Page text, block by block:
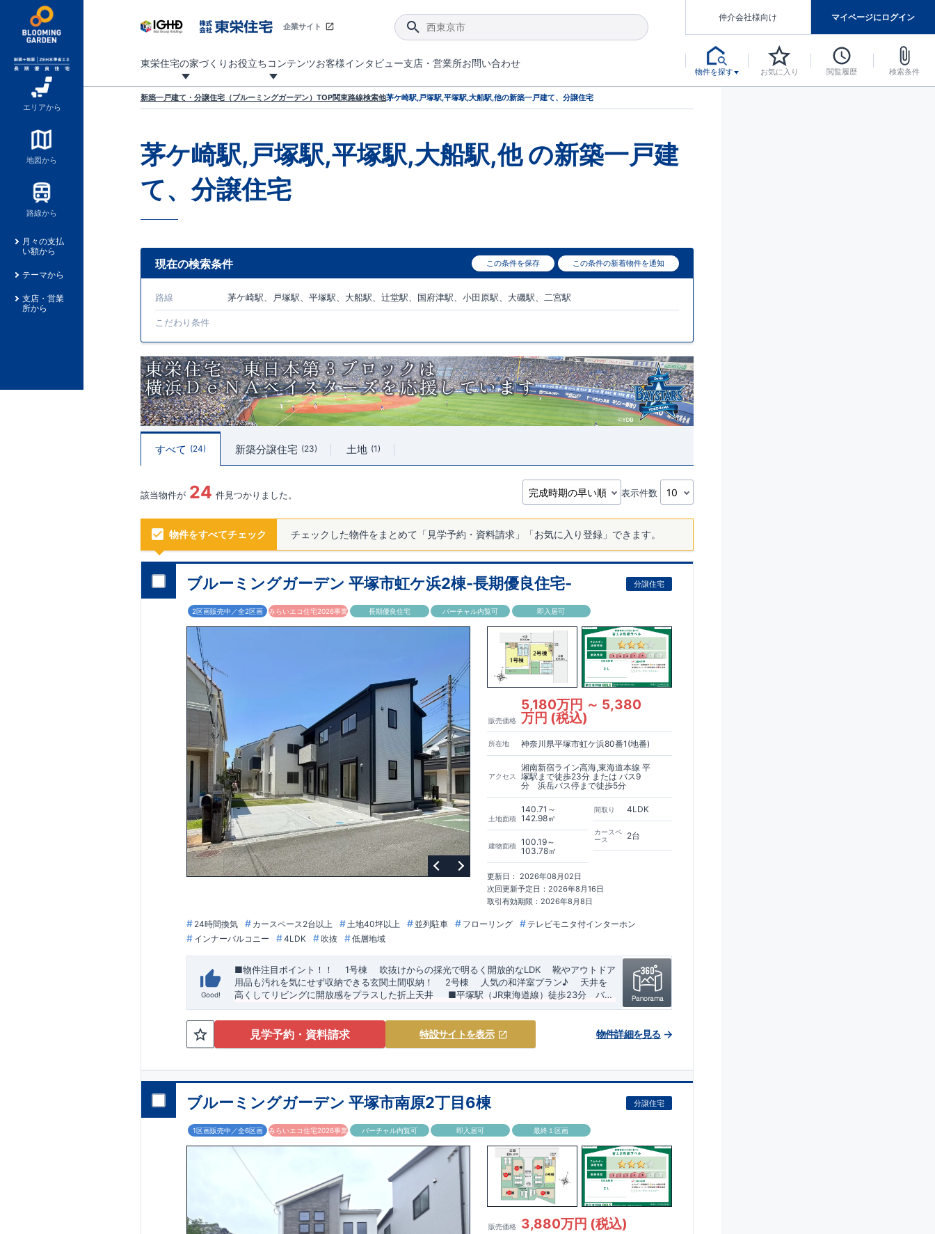
エリアから
地図から
路線から
月々の支払
い額から
テーマから
支店・営業
所から
企業サイト
東栄住宅の家づくり お役立ちコンテンツお客様インタビュー支店・営業所お問い合わせ
仲介会社様向け マイページにログイン
物件を探す お気に入り 閲覧履歴 検索条件
新築一戸建て・分譲住宅（ブルーミングガーデン）TOP関東路線検索他茅ケ崎駅,戸塚駅,平塚駅,大船駅,他の新築一戸建て、分譲住宅
茅ケ崎駅,戸塚駅,平塚駅,大船駅,他の新築一戸建
て、分譲住宅
現在の検索条件 この条件を保存 この条件の新着物件を通知
路線 茅ケ崎駅、戸塚駅、平塚駅、大船駅、辻堂駅、国府津駅、小田原駅、大磯駅、二宮駅
こだわり条件
すべて 24 新築分譲住宅 23 土地 1
該当物件が 24 件見つかりました。 表示件数
物件をすべてチェック チェックした物件をまとめて「見学予約・資料請求」「お気に入り登録」できます。
ブルーミングガーデン 平塚市虹ケ浜2棟-長期優良住宅- 分譲住宅
2区画販売中／全2区画 みらいエコ住宅2026事業 長期優良住宅 バーチャル内覧可 即入居可
販売価格
5,180万円 ～ 5,380
万円 (税込)
所在地 神奈川県平塚市虹ケ浜80番1(地番)
アクセス
湘南新宿ライン高海,東海道本線 平
塚駅まで徒歩23分 または バス9
分 浜岳バス停まで徒歩5分
土地面積
140.71～
142.98㎡
建物面積
100.19～
103.78㎡
間取り 4LDK
カースペ
ース
2台
更新日： 2026年08月02日
次回更新予定日：2026年8月16日
取引有効期限：2026年8月8日
24時間換気 カースペース2台以上 土地40坪以上 並列駐車 フローリング
テレビモニタ付インターホン
インナーバルコニー
4LDK 吹抜 低層地域
Good!
■物件注目ポイント！！ 1号棟 吹抜けからの採光で明るく開放的なLDK
靴やアウトドア
用品も汚れを気にせず収納できる玄関土間収納！
2号棟 人気の和洋室プラン♪
天井を
高くしてリビングに開放感をプラスした折上天井
■平塚駅（JR東海道線）徒歩23分 バス
分） 中学校：平塚市立浜岳中学校（徒歩11分）​保育園：花水さくら保育園（徒歩9分）
幼稚園：黒部丘幼稚園（徒歩13分）
産税などの税制優遇を受けられます。 ■「住宅性能評価」ダブル取得！​
価：建物設計段階で国が認めた第三機関評価
建設住宅性能評価：計４回の厳しい現場チェ
※図面上の書類だけではなく、「現場の施工状況」を検査した上で、
の安心に繋がります。
スマートフォンで見やすい特設サイトはこちらhttps://www.e-
blooming.com/bukken/70075021/
見学予約・資料請求 特設サイトを表示 物件詳細を見る
ブルーミングガーデン 平塚市南原2丁目6棟 分譲住宅
1区画販売中／全6区画 みらいエコ住宅2026事業 バーチャル内覧可 即入居可 最終１区画
販売価格 3,880万円 (税込)